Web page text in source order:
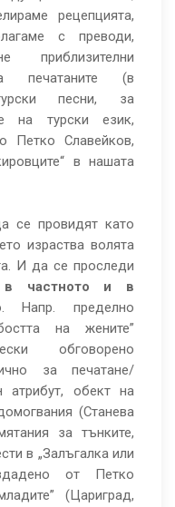
рецепцията,
с преводи,
приблизителни
печатаните (в
песни, за
на турски език,
Петко Славейков,
в нашата
се провидят като
израства волята
И да се проследи
в частното и в
. Напр. пределно
на жените”
обговорено
за печатане/
атрибут, обект на
(Станева
за тънките,
в „Залъгалка или
от Петко
(Цариград,